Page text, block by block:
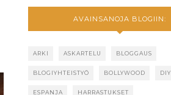
AVAINSANOJA BLOGIIN:
ARKI ASKARTELU BLOGGAUS
BLOGIYHTEISTYÖ BOLLYWOOD DIY
ESPANJA HARRASTUKSET